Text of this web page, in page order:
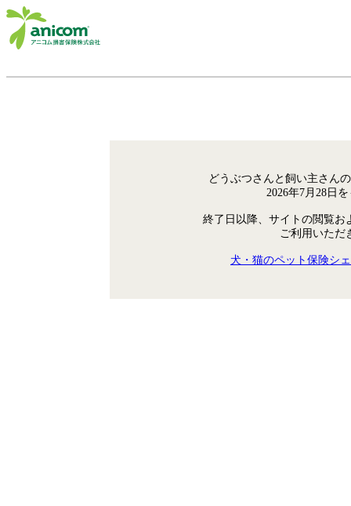
どうぶつさんと飼い主さん
2026年7月28日
終了日以降、サイトの閲覧お
ご利用いただ
犬・猫のペット保険シ